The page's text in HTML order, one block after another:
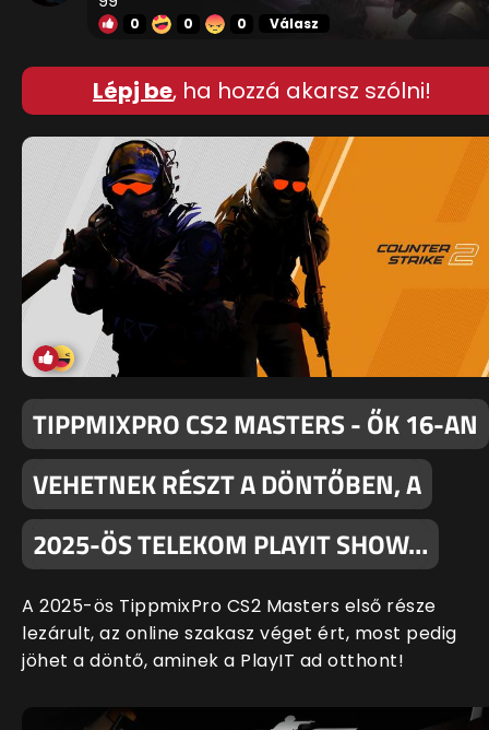
0 0 0 Válasz
Lépj be, ha hozzá akarsz szólni!
TIPPMIXPRO CS2 MASTERS - ŐK 16-AN
VEHETNEK RÉSZT A DÖNTŐBEN, A
2025-ÖS TELEKOM PLAYIT SHOW…
A 2025-ös TippmixPro CS2 Masters első része
lezárult, az online szakasz véget ért, most pedig
jöhet a döntő, aminek a PlayIT ad otthont!